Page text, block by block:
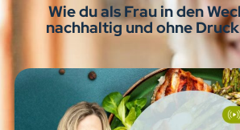
Wie du als Frau in den
nachhaltig und ohne